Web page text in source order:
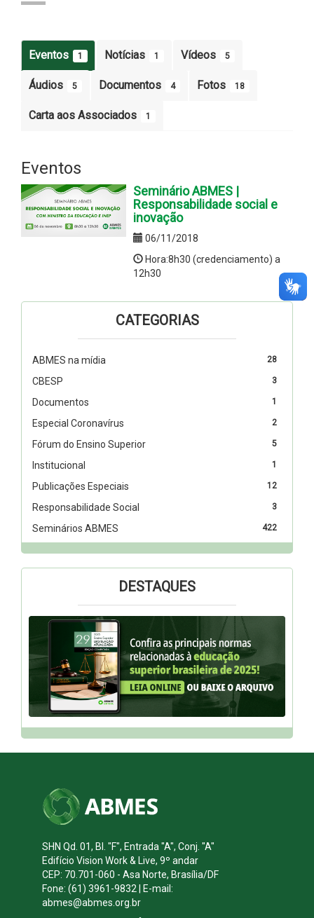
Eventos 1 Notícias 1 Vídeos 5
Áudios 5 Documentos 4 Fotos 18
Carta aos Associados 1
Eventos
Seminário ABMES |
Responsabilidade social e
inovação
06/11/2018
Hora:8h30 (credenciamento) a
12h30
CATEGORIAS
28
ABMES na mídia
3
CBESP
1
Documentos
2
Especial Coronavírus
5
Fórum do Ensino Superior
1
Institucional
12
Publicações Especiais
3
Responsabilidade Social
422
Seminários ABMES
DESTAQUES
SHN Qd. 01, Bl. "F", Entrada "A", Conj. "A"
Edifício Vision Work & Live, 9º andar
CEP: 70.701-060 - Asa Norte, Brasília/DF
Fone: (61) 3961-9832 | E-mail:
abmes@abmes.org.br